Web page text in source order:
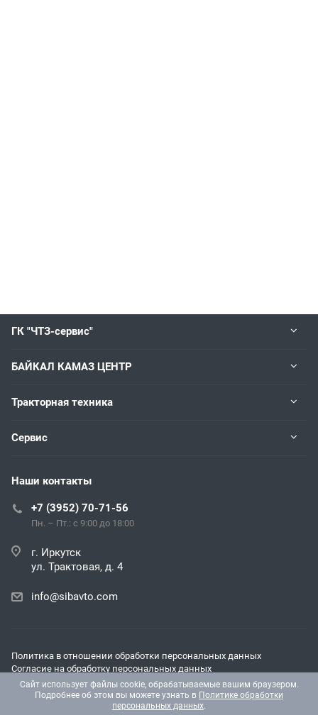
ГК "ЧТЗ-сервис"
БАЙКАЛ КАМАЗ ЦЕНТР
Тракторная техника
Сервис
Наши контакты
+7 (3952) 70-71-56
Пн. – Пт.: с 9:00 до 18:00
г. Иркутск
ул. Трактовая, д. 4
info@sibavto.com
Политика в отношении обработки персональных данных
Согласие на обработку персональных данных
Согласие на получение рекламных и информационных
материалов
© 2026 Все права защищены.
Сайт использует файлы cookie, обрабатываемые вашим браузером.
Подробнее об этом вы можете узнать в Политике обработки
персональных данных.